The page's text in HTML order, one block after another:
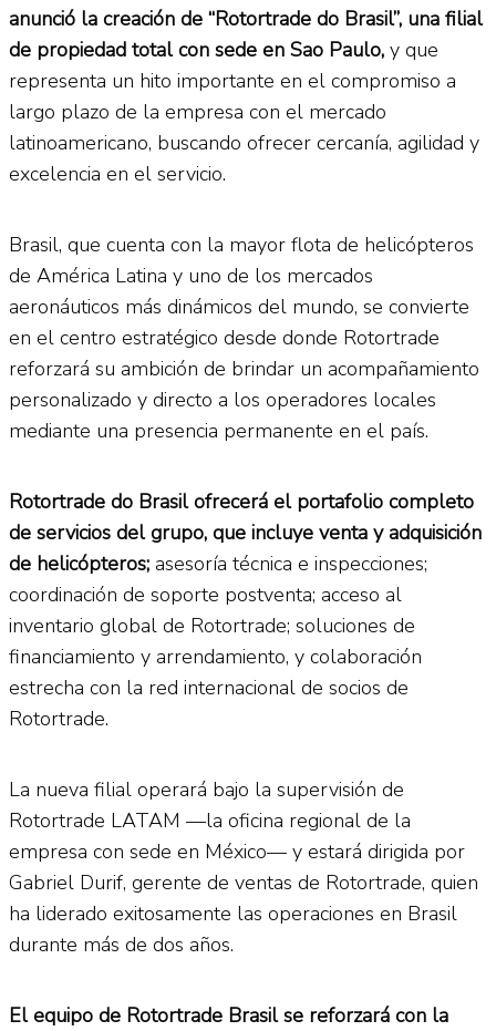
anunció la creación de “Rotortrade do Brasil”, una filial
de propiedad total con sede en Sao Paulo, y que
representa un hito importante en el compromiso a
largo plazo de la empresa con el mercado
latinoamericano, buscando ofrecer cercanía, agilidad y
excelencia en el servicio.
Brasil, que cuenta con la mayor flota de helicópteros
de América Latina y uno de los mercados
aeronáuticos más dinámicos del mundo, se convierte
en el centro estratégico desde donde Rotortrade
reforzará su ambición de brindar un acompañamiento
personalizado y directo a los operadores locales
mediante una presencia permanente en el país.
Rotortrade do Brasil ofrecerá el portafolio completo
de servicios del grupo, que incluye venta y adquisición
de helicópteros; asesoría técnica e inspecciones;
coordinación de soporte postventa; acceso al
inventario global de Rotortrade; soluciones de
financiamiento y arrendamiento, y colaboración
estrecha con la red internacional de socios de
Rotortrade.
La nueva filial operará bajo la supervisión de
Rotortrade LATAM —la oficina regional de la
empresa con sede en México— y estará dirigida por
Gabriel Durif, gerente de ventas de Rotortrade, quien
ha liderado exitosamente las operaciones en Brasil
durante más de dos años.
El equipo de Rotortrade Brasil se reforzará con la